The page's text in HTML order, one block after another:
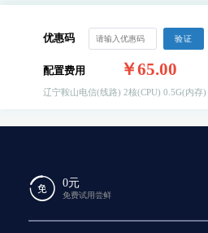
优惠码 验证
配置费用 ￥65.00
辽宁鞍山电信(线路) 2核(CPU) 0.5G(内存)
0元
免费试用尝鲜